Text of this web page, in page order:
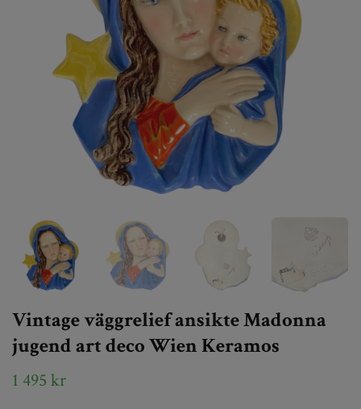
Vintage väggrelief ansikte Madonna
jugend art deco Wien Keramos
1 495 kr